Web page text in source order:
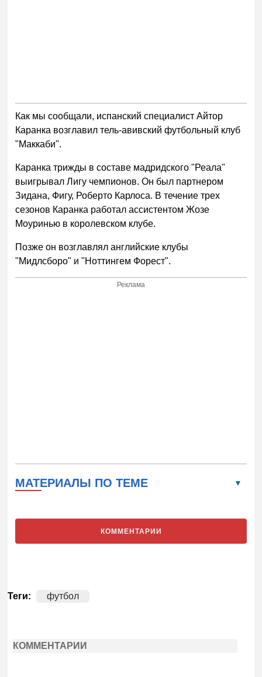
Как мы сообщали, испанский специалист Айтор
Каранка возглавил тель-авивский футбольный клуб
"Маккаби".
Каранка трижды в составе мадридского "Реала"
выигрывал Лигу чемпионов. Он был партнером
Зидана, Фигу, Роберто Карлоса. В течение трех
сезонов Каранка работал ассистентом Жозе
Моуринью в королевском клубе.
Позже он возглавлял английские клубы
"Мидлсборо" и "Ноттингем Форест".
Реклама
МАТЕРИАЛЫ ПО ТЕМЕ
КОММЕНТАРИИ
Теги: футбол
КОММЕНТАРИИ